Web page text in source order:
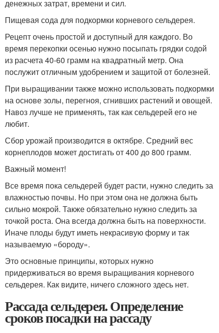
денежных затрат, времени и сил.
Пищевая сода для подкормки корневого сельдерея.
Рецепт очень простой и доступный для каждого. Во
время перекопки осенью нужно посыпать грядки содой
из расчета 40-60 грамм на квадратный метр. Она
послужит отличным удобрением и защитой от болезней.
При выращивании также можно использовать подкормки
на основе золы, перегноя, сгнивших растений и овощей.
Навоз лучше не применять, так как сельдерей его не
любит.
Сбор урожай производится в октябре. Средний вес
корнеплодов может достигать от 400 до 800 грамм.
Важный момент!
Все время пока сельдерей будет расти, нужно следить за
влажностью почвы. Но при этом она не должна быть
сильно мокрой. Также обязательно нужно следить за
точкой роста. Она всегда должна быть на поверхности.
Иначе плоды будут иметь некрасивую форму и так
называемую «бороду».
Это основные принципы, которых нужно
придерживаться во время выращивания корневого
сельдерея. Как видите, ничего сложного здесь нет.
Рассада сельдерея. Определение
сроков посадки на рассаду